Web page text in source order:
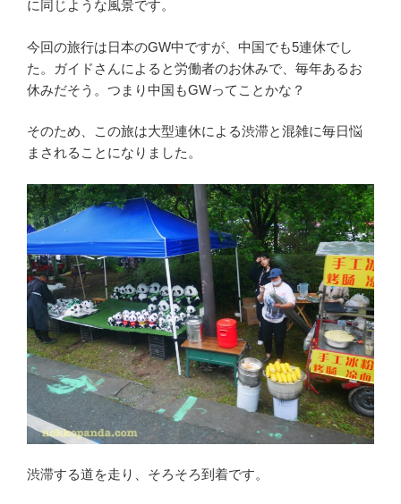
に同じような風景です。
今回の旅行は日本のGW中ですが、中国でも5連休でし
た。ガイドさんによると労働者のお休みで、毎年あるお
休みだそう。つまり中国もGWってことかな？
そのため、この旅は大型連休による渋滞と混雑に毎日悩
まされることになりました。
渋滞する道を走り、そろそろ到着です。